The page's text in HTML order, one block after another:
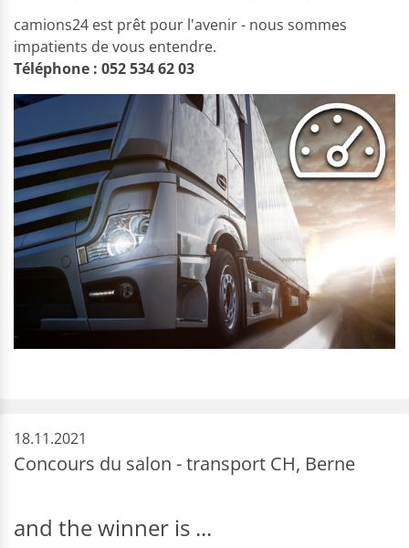
camions24 est prêt pour l'avenir - nous sommes
impatients de vous entendre.
Téléphone : 052 534 62 03
18.11.2021
Concours du salon - transport CH, Berne
and the winner is ...